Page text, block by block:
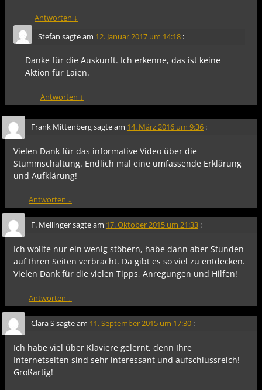
Antworten ↓
Stefan sagte am 12. Januar 2017 um 14:18 :
Danke für die Auskunft. Ich erkenne, das ist keine
Aktion für Laien.
Antworten ↓
Frank Mittenbergsagte am 14. März 2016 um 9:36 :
Vielen Dank für das informative Video über die
Stummschaltung. Endlich mal eine umfassende Erklärung
und Aufklärung!
Antworten ↓
F. Mellingersagte am 17. Oktober 2015 um 21:33 :
Ich wollte nur ein wenig stöbern, habe dann aber Stunden
auf Ihren Seiten verbracht. Da gibt es so viel zu entdecken.
Vielen Dank für die vielen Tipps, Anregungen und Hilfen!
Antworten ↓
Clara Ssagte am 11. September 2015 um 17:30 :
Ich habe viel über Klaviere gelernt, denn Ihre
Internetseiten sind sehr interessant und aufschlussreich!
Großartig!